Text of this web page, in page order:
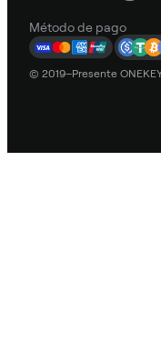
Método de pago
© 2019–Presente